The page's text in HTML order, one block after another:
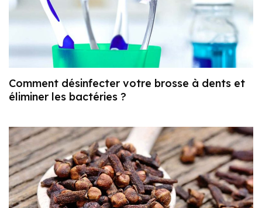
Comment désinfecter votre brosse à dents et
éliminer les bactéries ?